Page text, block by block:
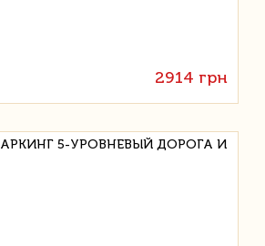
2914 грн
5-УРОВНЕВЫЙ ДОРОГА И